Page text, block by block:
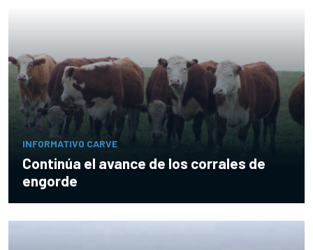
INFORMATIVO CARVE
Continúa el avance de los corrales de
engorde